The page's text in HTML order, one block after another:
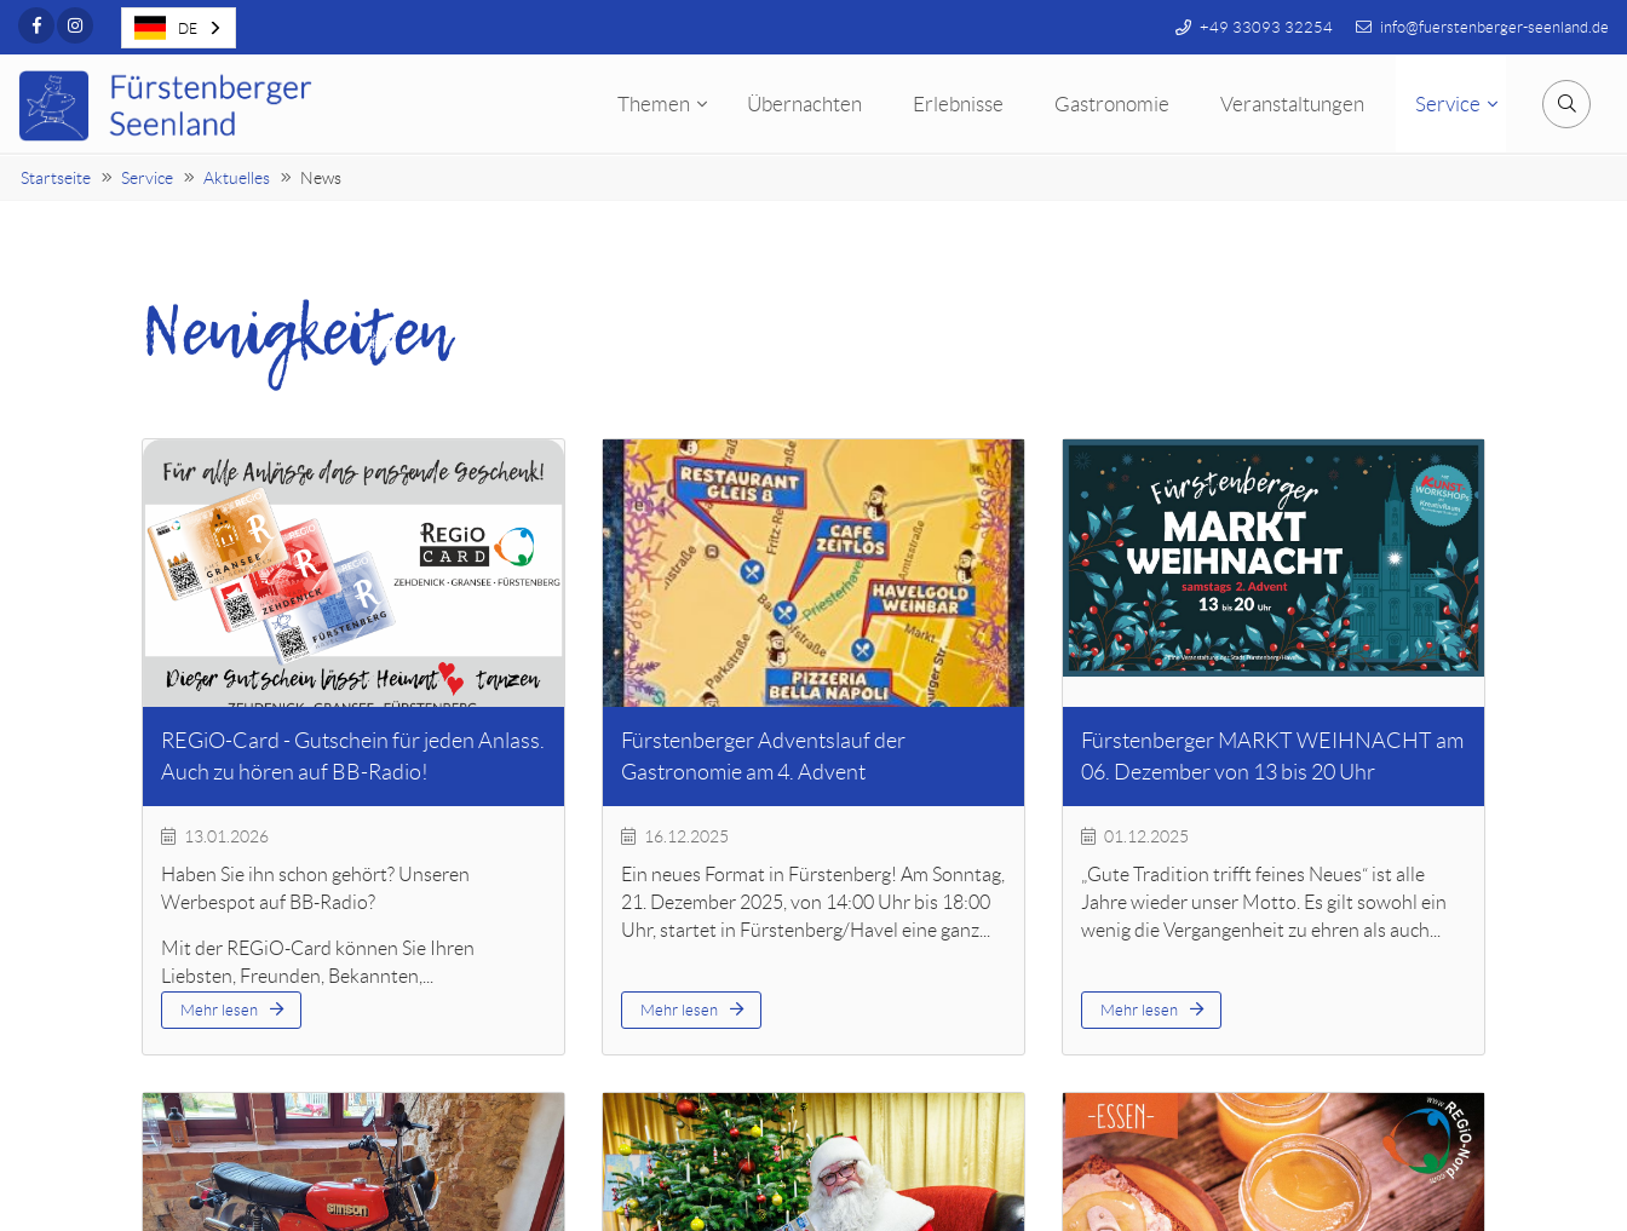
FacebookInstagram +49 33093 32254 info@fuerstenberger-seenland.de
Themen Übernachten Erlebnisse Gastronomie Veranstaltungen Service Suche
Startseite Service Aktuelles News
Neuigkeiten
REGiO-Card - Gutschein für jeden Anlass.
Auch zu hören auf BB-Radio!
13.01.2026
Haben Sie ihn schon gehört? Unseren
Werbespot auf BB-Radio?
Mit der REGiO-Card können Sie Ihren
Liebsten, Freunden, Bekannten,...
Mehr lesen
Fürstenberger Adventslauf der
Gastronomie am 4. Advent
16.12.2025
Ein neues Format in Fürstenberg! Am Sonntag,
21. Dezember 2025, von 14:00 Uhr bis 18:00
Uhr, startet in Fürstenberg/Havel eine ganz...
Mehr lesen
Fürstenberger MARKT WEIHNACHT am
06. Dezember von 13 bis 20 Uhr
01.12.2025
„Gute Tradition trifft feines Neues“ ist alle
Jahre wieder unser Motto. Es gilt sowohl ein
wenig die Vergangenheit zu ehren als auch...
Mehr lesen
DE